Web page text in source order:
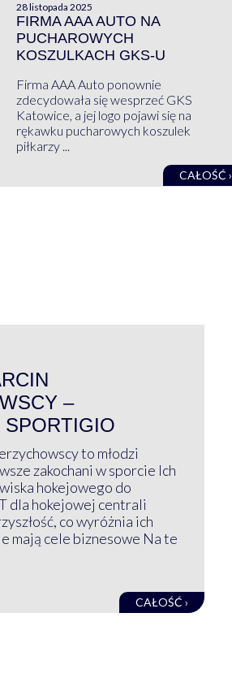
28 listopada 2025
FIRMA AAA AUTO NA
PUCHAROWYCH
KOSZULKACH GKS-U
Firma AAA Auto ponownie
zdecydowała się wesprzeć GKS
Katowice, a jej logo pojawi się na
rękawku pucharowych koszulek
piłkarzy ...
CAŁOŚĆ ›
–
to młodzi
zakochani w sporcie Ich
hokejowego do
dla hokejowej centrali
co wyróżnia ich
mają cele biznesowe Na te
CAŁOŚĆ ›